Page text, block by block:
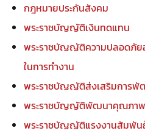
กฎหมายประกันสังคม
พระราชบัญญัติเงินทดแทน
พระราชบัญญัติความปลอดภัย
ในการทำงาน
พระราชบัญญัติส่งเสริมการพั
พระราชบัญญัติพัฒนาคุณภา
พระราชบัญญัติแรงงานสัมพัน